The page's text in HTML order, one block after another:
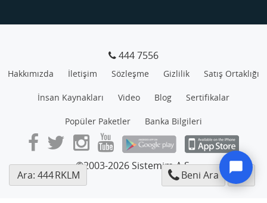
444 7556
Hakkımızda İletişim Sözleşme Gizlilik Satış Ortaklığı
İnsan Kaynakları Video Blog Sertifikalar
Popüler Paketler Banka Bilgileri
©2003-2026 Sistemim A.Ş.
Ara: 444RKLM Beni Ara